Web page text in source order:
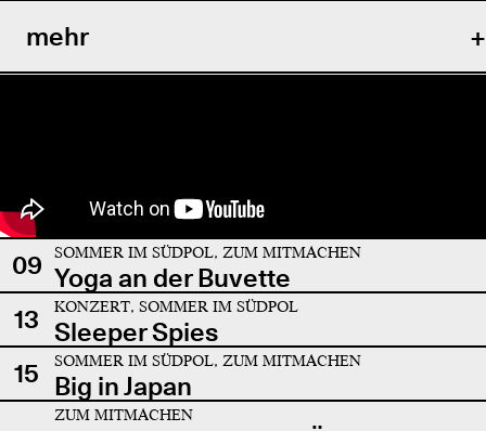
mehr
09 SOMMER IM SÜDPOL, ZUM MITMACHEN
Yoga an der Buvette
13
KONZERT, SOMMER IM SÜDPOL
Sleeper Spies
15
SOMMER IM SÜDPOL, ZUM MITMACHEN
Big in Japan
ZUM MITMACHEN